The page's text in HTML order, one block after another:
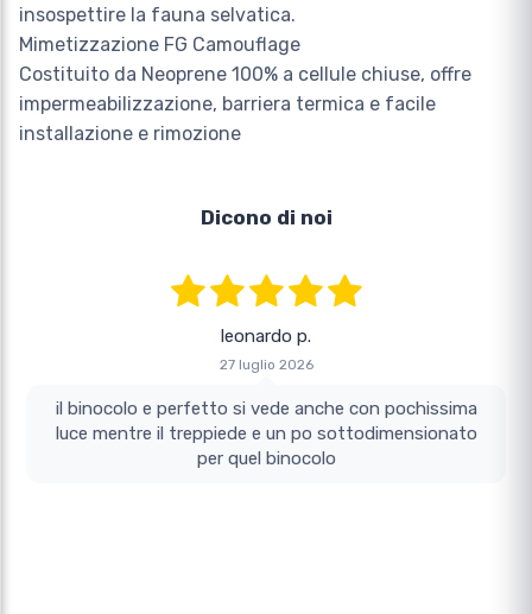
insospettire la fauna selvatica.
Mimetizzazione FG Camouflage
Costituito da Neoprene 100% a cellule chiuse, offre
impermeabilizzazione, barriera termica e facile
installazione e rimozione
Dicono di noi
leonardo p.
27 luglio 2026
il binocolo e perfetto si vede anche con pochissima
luce mentre il treppiede e un po sottodimensionato
per quel binocolo